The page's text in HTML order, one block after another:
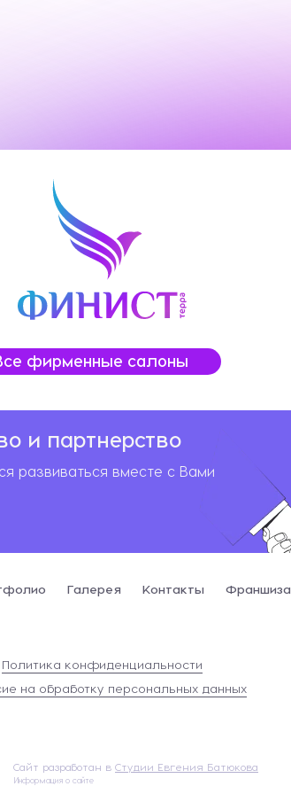
фирменные салоны
и партнерство
развиваться вместе с Вами
Галерея Контакты Франшиза
Политика конфиденциальности
на обработку персональных данных
Сайт разработан в Студии Евгения Батюкова
Информация о сайте